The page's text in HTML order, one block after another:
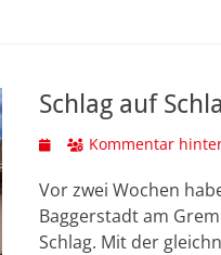
Schlag auf
VeröffentlichtKommentar
Vor zwei Wochen
Baggerstadt am
Schlag. Mit der